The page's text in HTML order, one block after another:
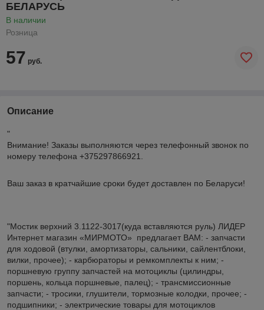
БЕЛАРУСЬ
В наличии
Розница
57 руб.
Описание
"
Внимание! Заказы выполняются через телефонный звонок по
номеру телефона +375297866921.
Ваш заказ в кратчайшие сроки будет доставлен по Беларуси!
"Мостик верхний 3.1122-3017(куда вставляются руль) ЛИДЕР
Интернет магазин «МИРМОТО» предлагает ВАМ: - запчасти
для ходовой (втулки, амортизаторы, сальники, сайлентблоки,
вилки, прочее); - карбюраторы и ремкомплекты к ним; -
поршневую группу запчастей на мотоциклы (цилиндры,
поршень, кольца поршневые, палец); - трансмиссионные
запчасти; - тросики, глушители, тормозные колодки, прочее; -
подшипники; - электрические товары для мотоциклов